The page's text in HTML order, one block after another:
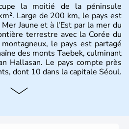
la moitié de la péninsule
Large de 200 km, le pays est
Jaune et à l'Est par la mer du
terrestre avec la Corée du
le pays est partagé
des monts Taebek, culminant
Hallasan. Le pays compte près
dont 10 dans la capitale Séoul.